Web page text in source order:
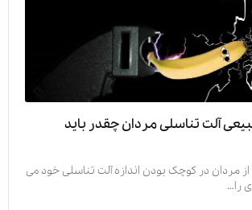
آلت تناسلی مردان چقدر باید
مردان در کوچک بودن اندازه آلت تناسلی خود می
را…